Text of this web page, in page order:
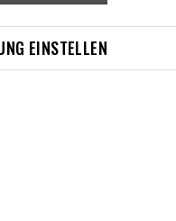
EINSTELLEN